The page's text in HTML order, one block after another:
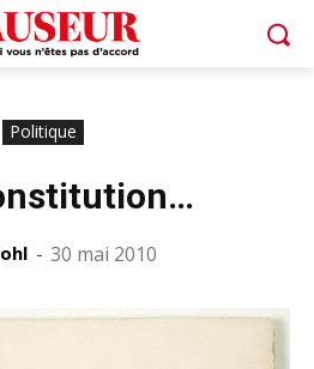
Politique
- 30 mai 2010